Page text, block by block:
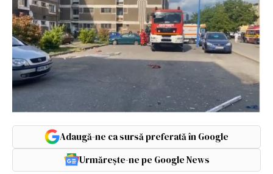
Adaugă-ne ca sursă preferată în Google
Urmărește-ne pe Google News